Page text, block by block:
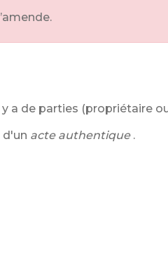
a de parties (propriétaire
d'un acte authentique .